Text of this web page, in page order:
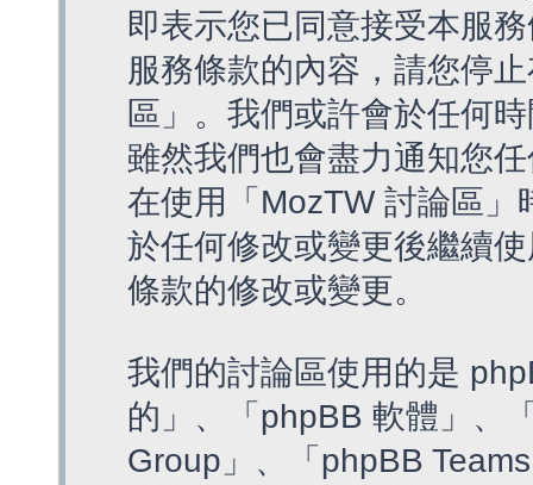
即表示您已同意接受本服
服務條款的內容，請您停
區」。我們或許會於任何
雖然我們也會盡力通知您
在使用「MozTW 討論區
於任何修改或變更後繼續
條款的修改或變更。
我們的討論區使用的是
的」、「phpBB 軟體」、
Group」、「phpBB